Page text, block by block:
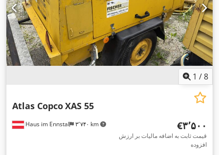
1 /8
Haus im Ennstal ۳٬۷۴۰ km
Atlas CopcoXAS 55
‎€۳٬۵۰۰
قیمت ثابت به اضافه مالیات بر ارزش
افزوده